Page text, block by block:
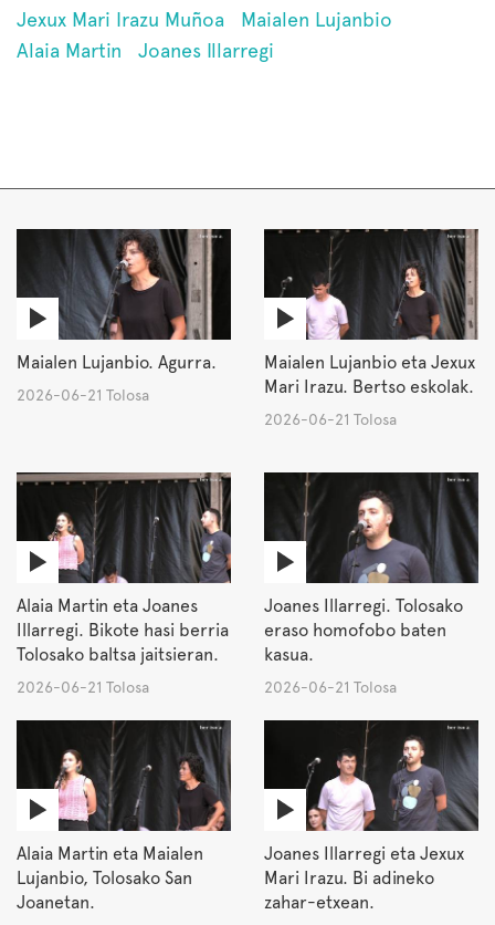
Jexux Mari Irazu Muñoa
Maialen Lujanbio
Alaia Martin
Joanes Illarregi
Maialen Lujanbio. Agurra.
2026-06-21 Tolosa
Maialen Lujanbio eta Jexux
Mari Irazu. Bertso eskolak.
2026-06-21 Tolosa
Alaia Martin eta Joanes
Illarregi. Bikote hasi berria
Tolosako baltsa jaitsieran.
2026-06-21 Tolosa
Joanes Illarregi. Tolosako
eraso homofobo baten
kasua.
2026-06-21 Tolosa
Alaia Martin eta Maialen
Lujanbio, Tolosako San
Joanetan.
Joanes Illarregi eta Jexux
Mari Irazu. Bi adineko
zahar-etxean.